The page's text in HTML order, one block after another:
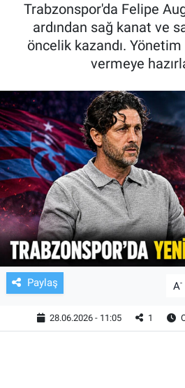
Trabzonspor'da Felipe
ardından sağ kanat ve
öncelik kazandı.
vermeye
Paylaş A-
28.06.2026 - 11:05 1
1461 TRABZON
FUTBOL
TV VE SİNEMA
BASKETBOL
SAĞLIK
GENEL
KÜLTÜR SANAT
EKONOMİ
Haber Arşivi